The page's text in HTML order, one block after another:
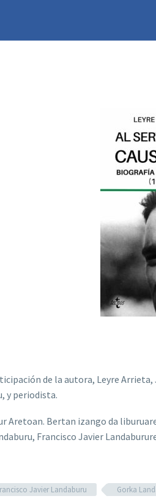
de la autora, Leyre
y periodista.
Aretoan. Bertan izango da
Francisco Javier
Javier Landaburu Gorka